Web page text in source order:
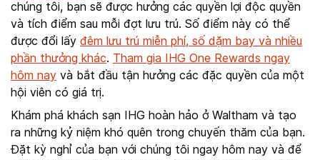
chúng tôi, bạn sẽ được hưởng các quyền lợi độc quyền
và tích điểm sau mỗi đợt lưu trú. Số điểm này có thể
được đổi lấy đêm lưu trú miễn phí, số dặm bay và nhiều
phần thưởng khác. Tham gia IHG One Rewards ngay
hôm nay và bắt đầu tận hưởng các đặc quyền của một
hội viên có giá trị.
Khám phá khách sạn IHG hoàn hảo ở Waltham và tạo
ra những kỷ niệm khó quên trong chuyến thăm của bạn.
Đặt kỳ nghỉ của bạn với chúng tôi ngay hôm nay và để